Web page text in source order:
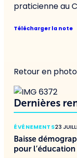
praticienne au
Télécharger la note
Retour en
Dernières
ÉVÉNEMENTS23
Baisse
pour l’éducation